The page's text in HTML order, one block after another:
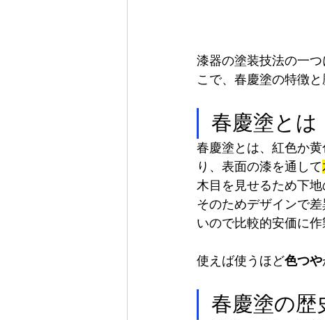
漆器の塗装技法の一
こで、春慶塗の特徴
春慶塗とは
春慶塗とは、紅色か
り、表面の漆を通して
木目を見せるため下地
そのためデザインで
いので比較的安価に
使えば使うほど色つや
春慶塗の歴